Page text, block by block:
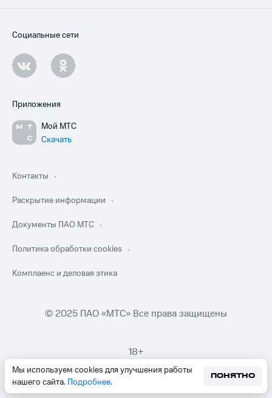
Мы используем cookies для улучшения работы
нашего сайта. Подробнее.
ПОНЯТНО
Социальные сети
Приложения
Мой МТС
Скачать
Контакты
Раскрытие информации
Документы ПАО МТС
Политика обработки cookies
Комплаенс и деловая этика
© 2025 ПАО «МТС» Все права защищены
18+